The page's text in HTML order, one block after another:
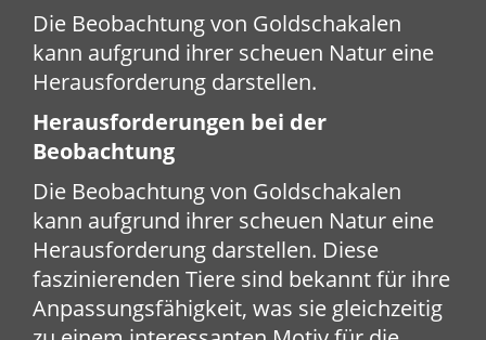
Die Beobachtung von Goldschakalen
kann aufgrund ihrer scheuen Natur eine
Herausforderung darstellen.
Herausforderungen bei der
Beobachtung
Die Beobachtung von Goldschakalen
kann aufgrund ihrer scheuen Natur eine
Herausforderung darstellen. Diese
faszinierenden Tiere sind bekannt für ihre
Anpassungsfähigkeit, was sie gleichzeitig